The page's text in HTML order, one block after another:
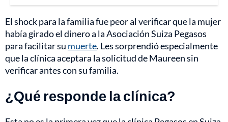
El shock para la familia fue peor al verificar que la mujer
había girado el dinero a la Asociación Suiza Pegasos
para facilitar su muerte. Les sorprendió especialmente
que la clínica aceptara la solicitud de Maureen sin
verificar antes con su familia.
¿Qué responde la clínica?